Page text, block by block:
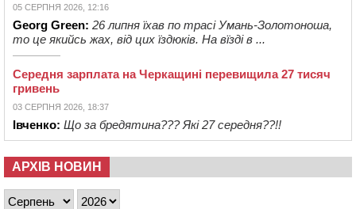
05 СЕРПНЯ 2026, 12:16
Georg Green: 26 липня їхав по трасі Умань-Золотоноша,
то це якийсь жах, від цих їздюків. На вїзді в ...
Середня зарплата на Черкащині перевищила 27 тисяч
гривень
03 СЕРПНЯ 2026, 18:37
Івченко: Що за бредятина??? Які 27 середня??!!
АРХІВ НОВИН